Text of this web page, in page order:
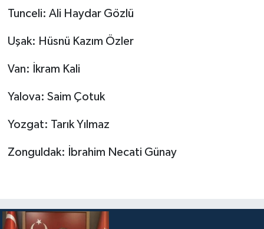
Tunceli: Ali Haydar Gözlü
Uşak: Hüsnü Kazım Özler
Van: İkram Kali
Yalova: Saim Çotuk
Yozgat: Tarık Yılmaz
Zonguldak: İbrahim Necati Günay